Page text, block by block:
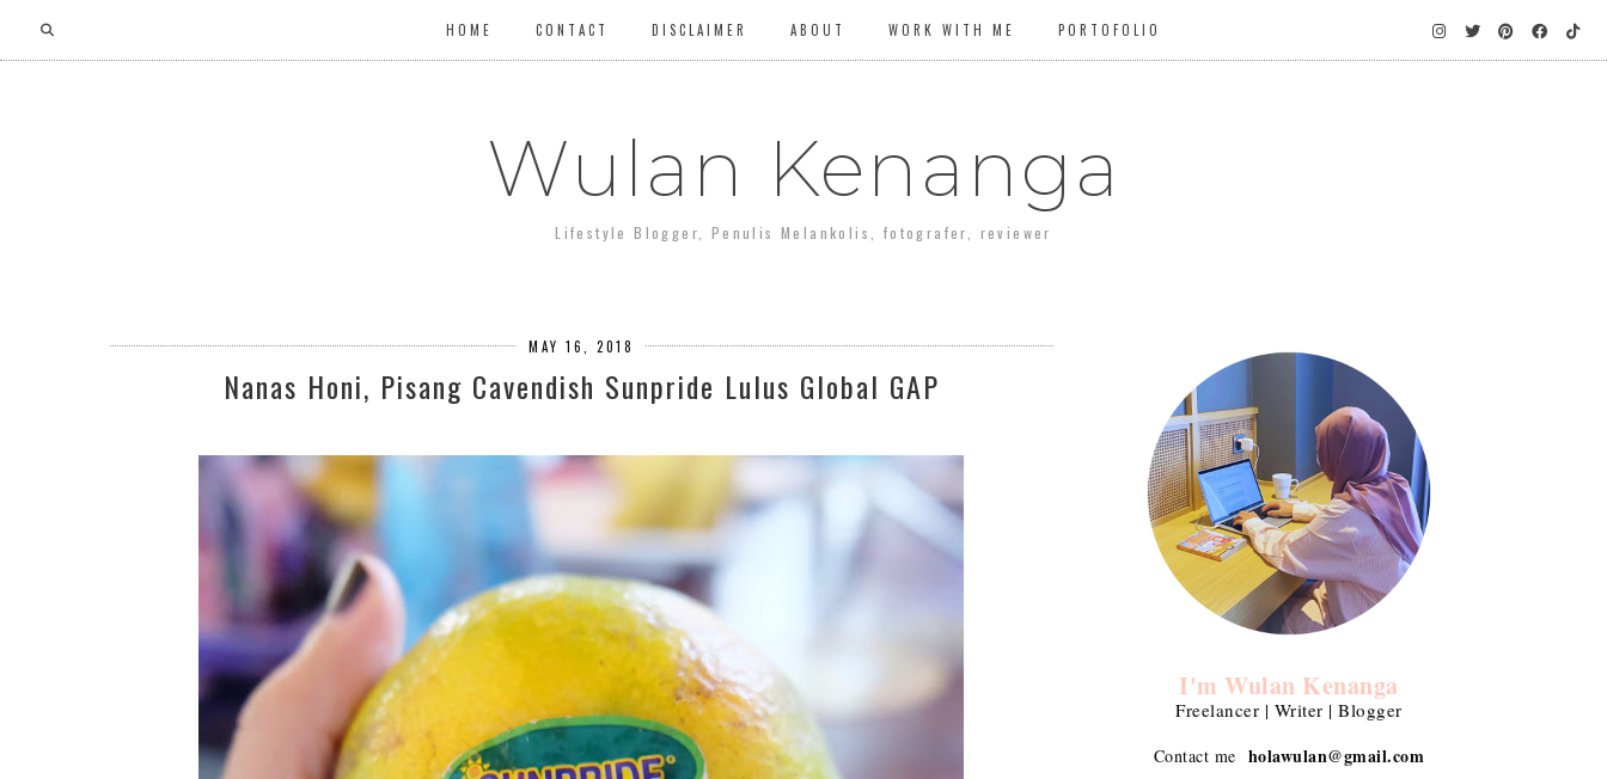
HOME CONTACT DISCLAIMER ABOUT WORK WITH ME PORTOFOLIO
Wulan Kenanga
Lifestyle Blogger, Penulis Melankolis, fotografer, reviewer
MAY 16, 2018
Nanas Honi, Pisang Cavendish Sunpride Lulus Global GAP
I'm Wulan Kenanga
Freelancer | Writer | Blogger
Contact me holawulan@gmail.com